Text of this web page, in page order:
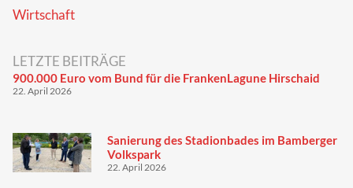
Wirtschaft
LETZTE BEITRÄGE
900.000 Euro vom Bund für die FrankenLagune Hirschaid
22. April 2026
Sanierung des Stadionbades im Bamberger
Volkspark
22. April 2026